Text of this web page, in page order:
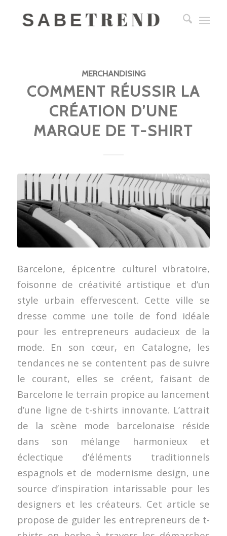
MERCHANDISING
COMMENT RÉUSSIR LA
CRÉATION D’UNE
MARQUE DE T-SHIRT
Barcelone, épicentre culturel vibratoire,
foisonne de créativité artistique et d’un
style urbain effervescent. Cette ville se
dresse comme une toile de fond idéale
pour les entrepreneurs audacieux de la
mode. En son cœur, en Catalogne, les
tendances ne se contentent pas de suivre
le courant, elles se créent, faisant de
Barcelone le terrain propice au lancement
d’une ligne de t-shirts innovante. L’attrait
de la scène mode barcelonaise réside
dans son mélange harmonieux et
éclectique d’éléments traditionnels
espagnols et de modernisme design, une
source d’inspiration intarissable pour les
designers et les créateurs. Cet article se
propose de guider les entrepreneurs de t-